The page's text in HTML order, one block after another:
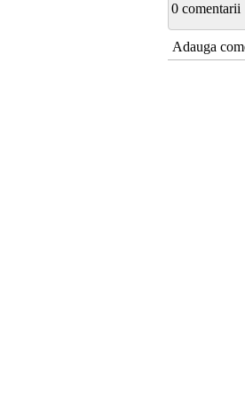
0 comentarii
Adauga